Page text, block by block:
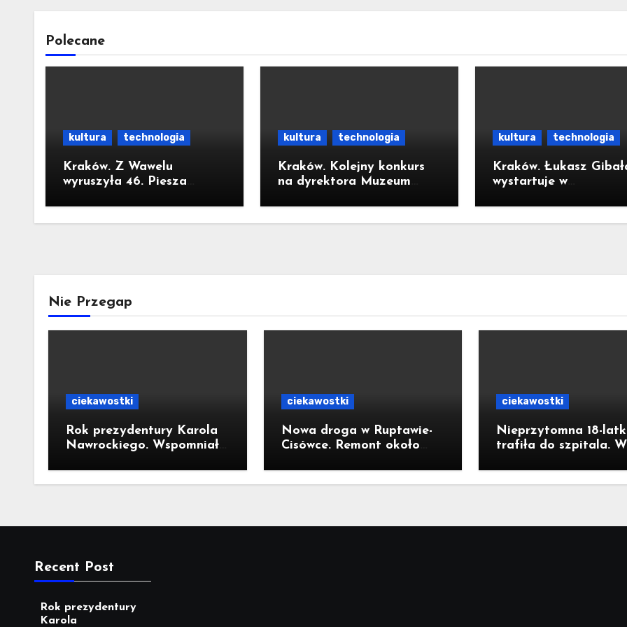
Polecane
kultura technologia
Kraków. Z Wawelu
wyruszyła 46. Piesza
na Jasną Górę
kultura technologia
Kraków. Kolejny konkurs
na dyrektora Muzeum
kultura technologia
Kraków. Łukasz
wystartuje w
wyborach na
miasta
Nie Przegap
ciekawostki
Rok prezydentury Karola
Nawrockiego. Wspomniał
piekarni państwa
ciekawostki
Nowa droga w Ruptawie-
Cisówce. Remont około
Traugutta kosztował pół
ciekawostki
Nieprzytomna 18-
trafiła do szpitala. W
stężenie czadu
Recent Post
Rok prezydentury
Karola